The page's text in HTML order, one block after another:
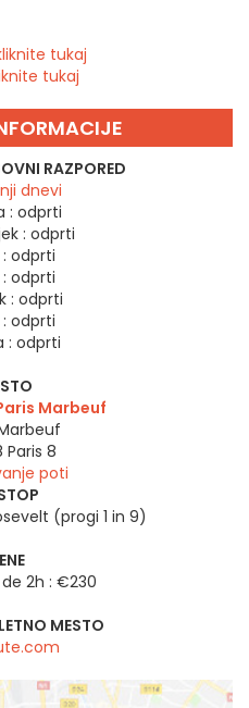
tukaj
tukaj
RAZPORED
dnevi
: odprti
: odprti
odprti
odprti
: odprti
odprti
: odprti
Marbeuf
Paris 8
poti
(progi 1 in 9)
2h : €230
MESTO